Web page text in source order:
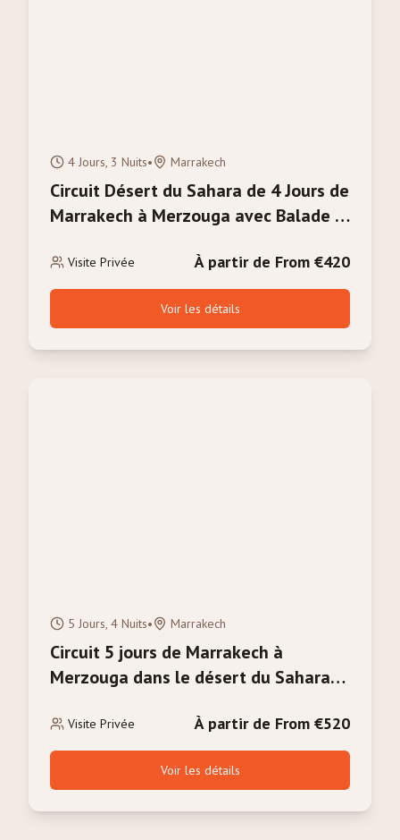
4 Jours, 3 Nuits• Marrakech
Circuit Désert du Sahara de 4 Jours de
Marrakech à Merzouga avec Balade à
Visite Privée À partir de From €420
Voir les détails
5 Jours, 4 Nuits• Marrakech
Circuit 5 jours de Marrakech à
Merzouga dans le désert du Sahara
Visite Privée À partir de From €520
Voir les détails